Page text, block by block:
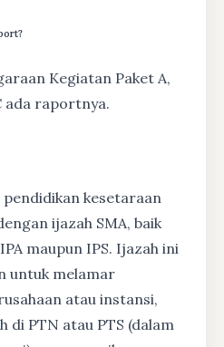
Kegiatan Paket A,
ada raportnya.
kesetaraan
ijazah SMA, baik
maupun IPS. Ijazah ini
untuk melamar
atau instansi,
di PTN atau PTS (dalam